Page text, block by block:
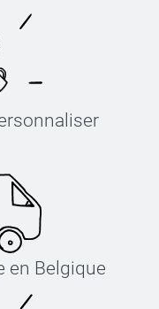
en Belgique